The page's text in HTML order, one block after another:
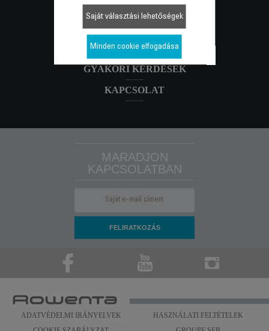
GARANCIA
JAVÍTÁS
FELHASZNÁLÓI ÚTMUTATÓ
GYAKORI KÉRDÉSEK
KAPCSOLAT
MARADJON
KAPCSOLATBAN
ADATVÉDELMI IRÁNYELVEK
HASZNÁLATI FELTÉTELEK
Saját választási lehetőségek
Minden cookie elfogadása